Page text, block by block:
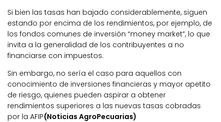
Si bien las tasas han bajado considerablemente, siguen
estando por encima de los rendimientos, por ejemplo, de
los fondos comunes de inversión “money market”, lo que
invita a la generalidad de los contribuyentes a no
financiarse con impuestos.
Sin embargo, no sería el caso para aquellos con
conocimiento de inversiones financieras y mayor apetito
de riesgo, quienes pueden aspirar a obtener
rendimientos superiores a las nuevas tasas cobradas
por la AFIP(Noticias AgroPecuarias)